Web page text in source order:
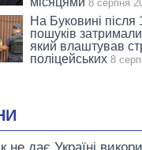
8 серпня
На Буковині після
пошуків
який влаштував
поліцейських 8